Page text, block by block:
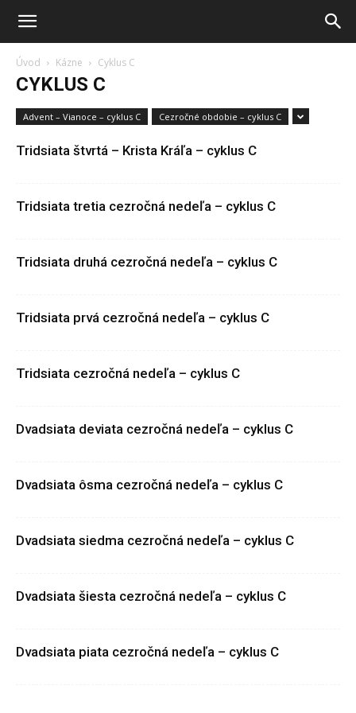
Úvod Kázne Cyklus C
CYKLUS C
Advent – Vianoce – cyklus C Cezročné obdobie – cyklus C
Tridsiata štvrtá – Krista Kráľa – cyklus C
Tridsiata tretia cezročná nedeľa – cyklus C
Tridsiata druhá cezročná nedeľa – cyklus C
Tridsiata prvá cezročná nedeľa – cyklus C
Tridsiata cezročná nedeľa – cyklus C
Dvadsiata deviata cezročná nedeľa – cyklus C
Dvadsiata ôsma cezročná nedeľa – cyklus C
Dvadsiata siedma cezročná nedeľa – cyklus C
Dvadsiata šiesta cezročná nedeľa – cyklus C
Dvadsiata piata cezročná nedeľa – cyklus C